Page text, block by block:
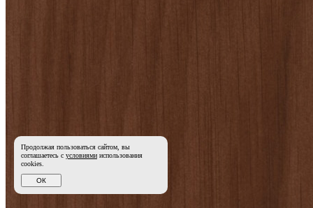
Продолжая пользоваться сайтом, вы
соглашаетесь с условиями использования
cookies.
ОК